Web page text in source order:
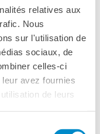
relatives aux
Nous
sur l'utilisation de
sociaux, de
celles-ci
avez fournies
de leurs
de langue
d’études arabes
également
du Latran (PUL,
islamo-chrétien
La recherche
sur l’exégèse
les études de genre